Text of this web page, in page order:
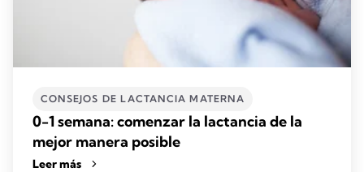
CONSEJOS DE LACTANCIA MATERNA
0-1 semana: comenzar la lactancia de la
mejor manera posible
Leer más